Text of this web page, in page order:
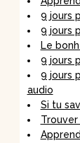
9 jours
9 jours
Le
9 jours
9 jours
audio
Si tu